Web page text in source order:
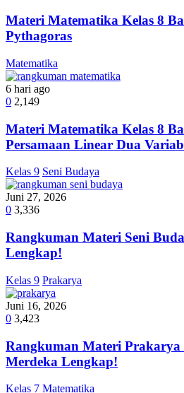
Materi Matematika Kelas 8
Pythagoras
Matematika
6 hari ago
0 2,149
Materi Matematika Kelas 8
Persamaan Linear Dua
Kelas 9 Seni Budaya
Juni 27, 2026
0 3,336
Rangkuman Materi Seni
Lengkap!
Kelas 9 Prakarya
Juni 16, 2026
0 3,423
Rangkuman Materi
Merdeka Lengkap!
Kelas 7 Matematika